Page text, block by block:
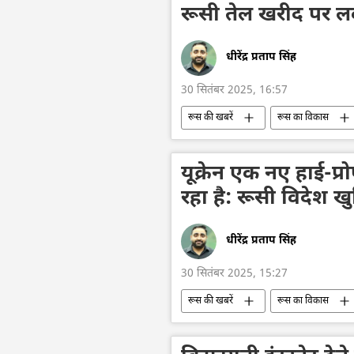
रूसी तेल खरीद पर
धीरेंद्र प्रताप सिंह
30 सितंबर 2025, 16:57
रूस की खबरें रूस का विकास
भारत
भारत का विकास
एस. जयशंकर
विदेश मंत्रालय
तेल
तेल का आयात
यूक्रेन एक नए हाई-
रहा है: रूसी विदेश
धीरेंद्र प्रताप सिंह
30 सितंबर 2025, 15:27
रूस की खबरें रूस का विकास
यूरोपीय संघ
रूसी विदेशी खुफिया
यूक्रेन की सुरक्षा सेवा (SBU)
यूक्रेन